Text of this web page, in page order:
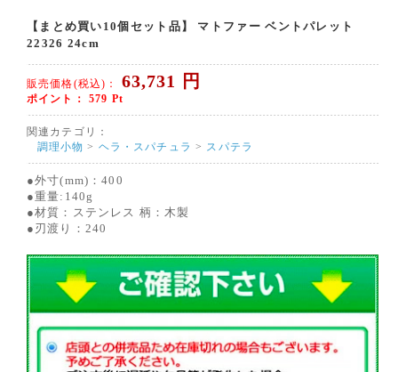
【まとめ買い10個セット品】 マトファー ベントパレット
22326 24cm
販売価格(税込)： 63,731 円
ポイント： 579 Pt
関連カテゴリ：
調理小物 > ヘラ・スパチュラ > スパテラ
●外寸(mm)：400
●重量:140g
●材質：ステンレス 柄：木製
●刃渡り：240